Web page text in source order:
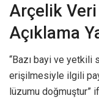
Arçelik
Açıklama
“Bazı bayi ve yetkili
erişilmesiyle ilgili
lüzumu doğmuştur”